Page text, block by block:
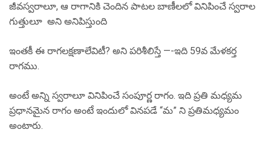
జీవస్వరాలూ, ఆ రాగానికి చెందిన పాటల బాణీలలో వినిపించే స్వరాల
గుత్తులూ అని అనిపిస్తుంది
ఇంతకీ ఈ రాగలక్షణాలేవిటీ? అని పరిశీలిస్తే —-ఇది 59వ మేళకర్త
రాగము.
అంటే అన్ని స్వరాలూ వినిపించే సంపూర్ణ రాగం. ఇది ప్రతి మధ్యమ
ప్రధానమైన రాగం అంటే ఇందులో వినపడే “మ” ని ప్రతిమధ్యమం
అంటారు.